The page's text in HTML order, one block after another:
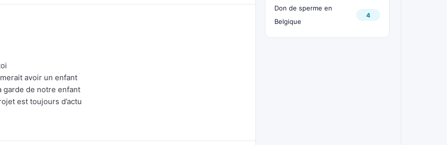
avoir un enfant
garde de notre enfant
est toujours d’actu
Don de sperme en
Belgique
4